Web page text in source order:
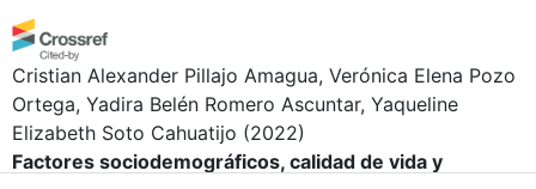
Cristian Alexander Pillajo Amagua, Verónica Elena Pozo
Ortega, Yadira Belén Romero Ascuntar, Yaqueline
Elizabeth Soto Cahuatijo (2022)
Factores sociodemográficos, calidad de vida y